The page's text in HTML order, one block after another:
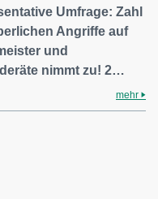
Umfrage: Zahl
Angriffe auf
und
nimmt zu! 2…
mehr